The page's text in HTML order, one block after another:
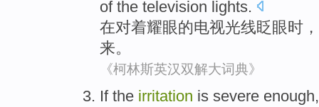
of the television lights.
在对着耀眼的电视光线眨眼时，
来。
《柯林斯英汉双解大词典》
Ifthe irritation is severe enough